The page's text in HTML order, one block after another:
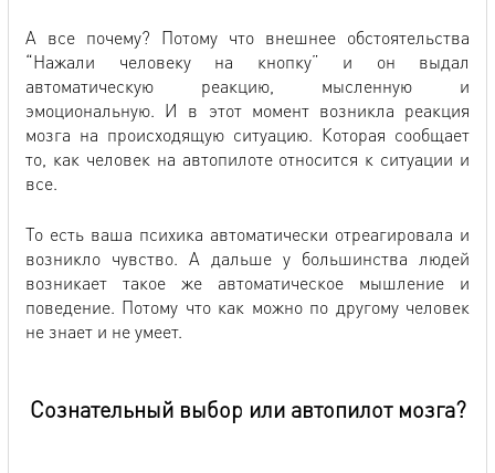
А все почему? Потому что внешнее обстоятельства
“Нажали человеку на кнопку” и он выдал
автоматическую реакцию, мысленную и
эмоциональную. И в этот момент возникла реакция
мозга на происходящую ситуацию. Которая сообщает
то, как человек на автопилоте относится к ситуации и
все.
То есть ваша психика автоматически отреагировала и
возникло чувство. А дальше у большинства людей
возникает такое же автоматическое мышление и
поведение. Потому что как можно по другому человек
не знает и не умеет.
Сознательный выбор или автопилот мозга?